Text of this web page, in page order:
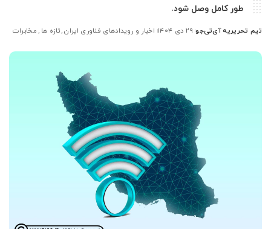
طور کامل وصل شود.
ارسال
توسط
تیم تحریریه آی‌تی‌جو ۲۹ دی ۱۴۰۴ اخبار و رویدادهای فناوری ایران تازه ها مخابرات